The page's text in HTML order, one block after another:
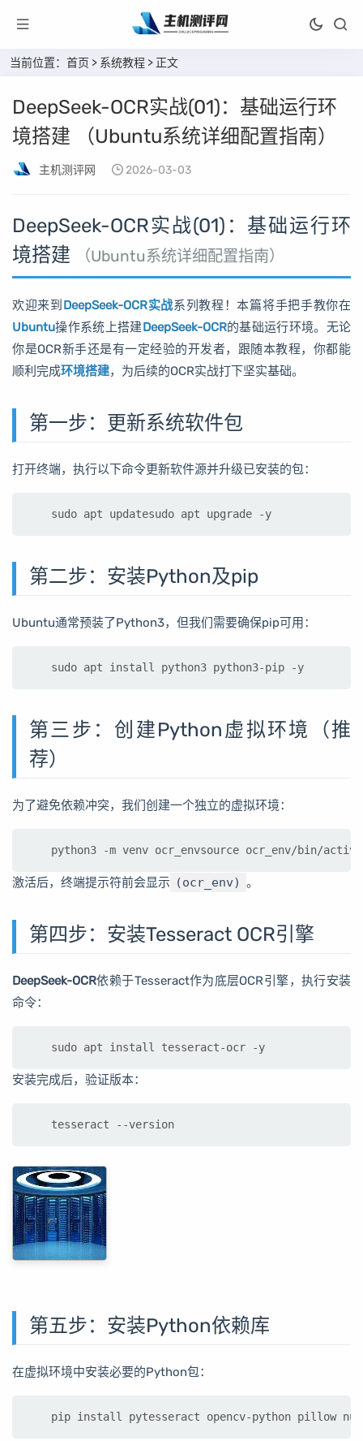
当前位置： 首页 > 系统教程 > 正文
DeepSeek-OCR实战(01)：基础运行环
境搭建 （Ubuntu系统详细配置指南）
主机测评网 2026-03-03
DeepSeek-OCR实战(01)：基础运行环
境搭建
（Ubuntu系统详细配置指南）
欢迎来到 DeepSeek-OCR实战系列教程！本篇将手把手教你在
Ubuntu操作系统上搭建DeepSeek-OCR的基础运行环境。无论
你是OCR新手还是有一定经验的开发者，跟随本教程，你都能
顺利完成环境搭建，为后续的OCR实战打下坚实基础。
第一步：更新系统软件包
打开终端，执行以下命令更新软件源并升级已安装的包：
sudo apt updatesudo apt upgrade -y
第二步：安装Python及pip
Ubuntu通常预装了Python3，但我们需要确保pip可用：
sudo apt install python3 python3-pip -y
第三步：创建Python虚拟环境（推
荐）
为了避免依赖冲突，我们创建一个独立的虚拟环境：
python3 -m venv ocr_envsource ocr_env/bin/
激活后，终端提示符前会显示 (ocr_env) 。
第四步：安装Tesseract OCR引擎
DeepSeek-OCR依赖于Tesseract作为底层OCR引擎，执行安装
命令：
sudo apt install tesseract-ocr -y
安装完成后，验证版本：
tesseract --version
第五步：安装Python依赖库
在虚拟环境中安装必要的Python包：
pip install pytesseract opencv-python pillow